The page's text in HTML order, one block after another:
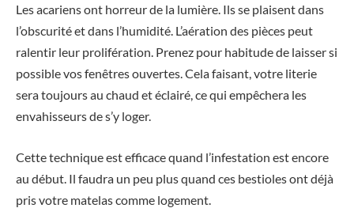
Les acariens ont horreur de la lumière. Ils se plaisent dans
l’obscurité et dans l’humidité. L’aération des pièces peut
ralentir leur prolifération. Prenez pour habitude de laisser si
possible vos fenêtres ouvertes. Cela faisant, votre literie
sera toujours au chaud et éclairé, ce qui empêchera les
envahisseurs de s’y loger.
Cette technique est efficace quand l’infestation est encore
au début. Il faudra un peu plus quand ces bestioles ont déjà
pris votre matelas comme logement.